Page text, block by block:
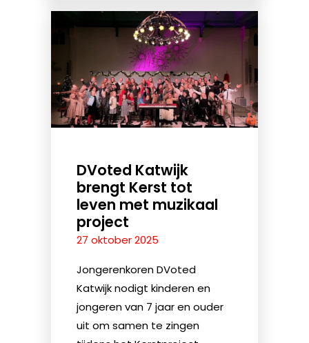
DVoted Katwijk
brengt Kerst tot
leven met muzikaal
project
27 oktober 2025
Jongerenkoren DVoted
Katwijk nodigt kinderen en
jongeren van 7 jaar en ouder
uit om samen te zingen